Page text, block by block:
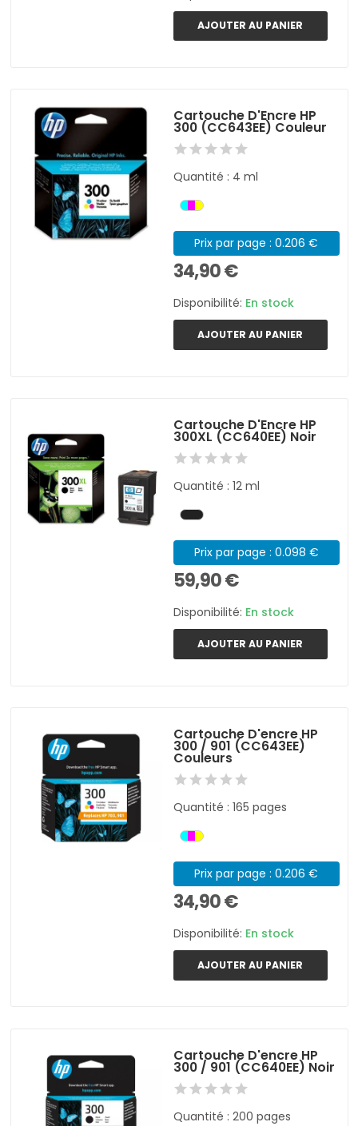
AJOUTER AU PANIER
Cartouche D'Encre HP
300 (CC643EE) Couleur
Quantité : 4 ml
Prix par page : 0.206 €
34,90 €
Disponibilité: En stock
AJOUTER AU PANIER
Cartouche D'Encre HP
300XL (CC640EE) Noir
Quantité : 12 ml
Prix par page : 0.098 €
59,90 €
Disponibilité: En stock
AJOUTER AU PANIER
Cartouche D'encre HP
300 / 901 (CC643EE)
Couleurs
Quantité : 165 pages
Prix par page : 0.206 €
34,90 €
Disponibilité: En stock
AJOUTER AU PANIER
Cartouche D'encre HP
300 / 901 (CC640EE) Noir
Quantité : 200 pages